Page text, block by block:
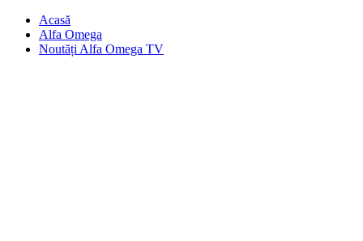
Acasă
Alfa Omega
Noutăți Alfa Omega TV